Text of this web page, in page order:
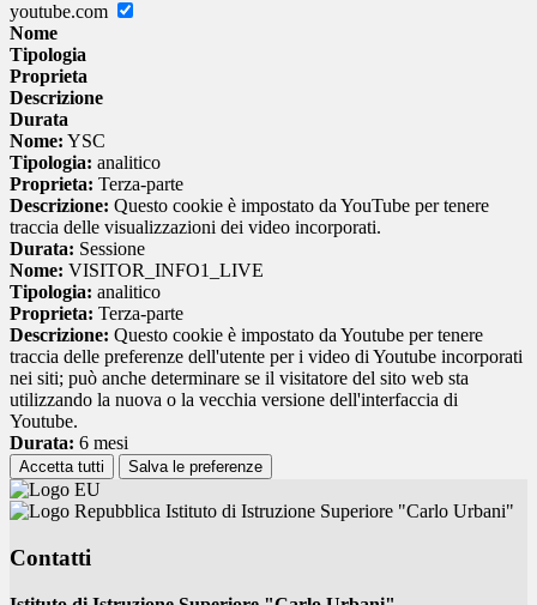
youtube.com
Nome
Tipologia
Proprieta
Descrizione
Durata
Nome: YSC
Tipologia: analitico
Proprieta: Terza-parte
Descrizione: Questo cookie è impostato da YouTube per tenere
traccia delle visualizzazioni dei video incorporati.
Durata: Sessione
Nome: VISITOR_INFO1_LIVE
Tipologia: analitico
Proprieta: Terza-parte
Descrizione: Questo cookie è impostato da Youtube per tenere
traccia delle preferenze dell'utente per i video di Youtube incorporati
nei siti; può anche determinare se il visitatore del sito web sta
utilizzando la nuova o la vecchia versione dell'interfaccia di
Youtube.
Durata: 6 mesi
Accetta tutti Salva le preferenze
Istituto di Istruzione Superiore "Carlo Urbani"
Contatti